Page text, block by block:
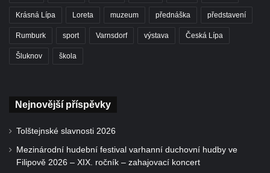
Krásná Lípa Loreta muzeum přednáška představení
Rumburk sport Varnsdorf výstava Česká Lípa
Šluknov škola
Nejnovější příspěvky
Tolštejnské slavnosti 2026
Mezinárodní hudební festival varhanní duchovní hudby ve
Filipově 2026 – XIX. ročník – zahajovací koncert